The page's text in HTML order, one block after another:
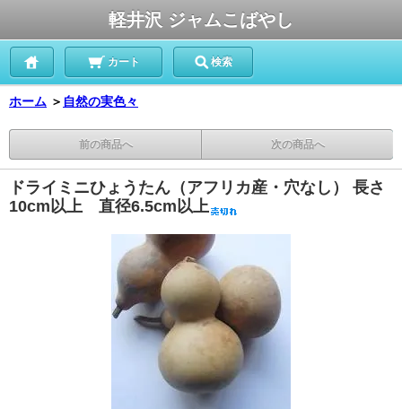
軽井沢 ジャムこばやし
カート 検索
ホーム ＞ 自然の実色々
前の商品へ 次の商品へ
ドライミニひょうたん（アフリカ産・穴なし） 長さ
10cm以上 直径6.5cm以上